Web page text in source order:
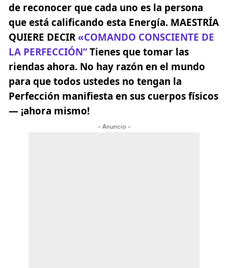
de reconocer que cada uno es la persona
que está calificando esta Energía. MAESTRÍA
QUIERE DECIR«COMANDO CONSCIENTE DE
LA PERFECCIÓN”Tienes que tomar las
riendas ahora. No hay razón en el mundo
para que todos ustedes no tengan la
Perfección manifiesta en sus cuerpos físicos
— ¡ahora mismo!
- Anuncio -